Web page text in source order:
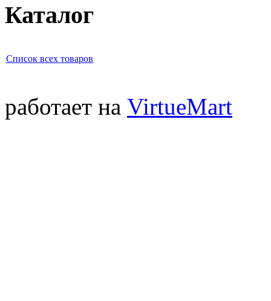
Каталог
Список всех товаров
работает на VirtueMart